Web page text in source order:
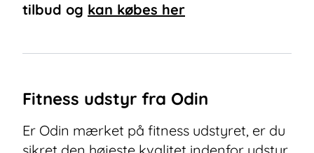
tilbud og kan købes her
Fitness udstyr fra Odin
Er Odin mærket på fitness udstyret, er du